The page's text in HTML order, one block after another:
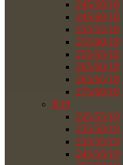
245/50/18
245/60/18
255/55/18
255/60/18
255/65/18
265/60/18
265/65/18
275/60/18
R19
225/55/19
235/50/19
235/55/19
245/55/19